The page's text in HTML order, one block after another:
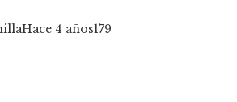
Hace 4 años179